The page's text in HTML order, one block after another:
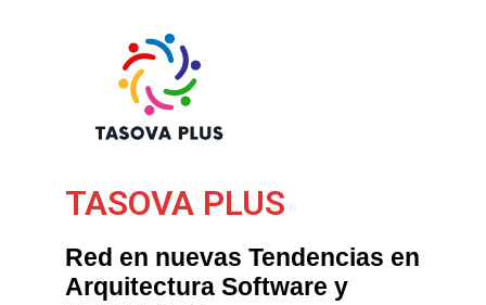
TASOVA PLUS
Red en nuevas Tendencias en
Arquitectura Software y